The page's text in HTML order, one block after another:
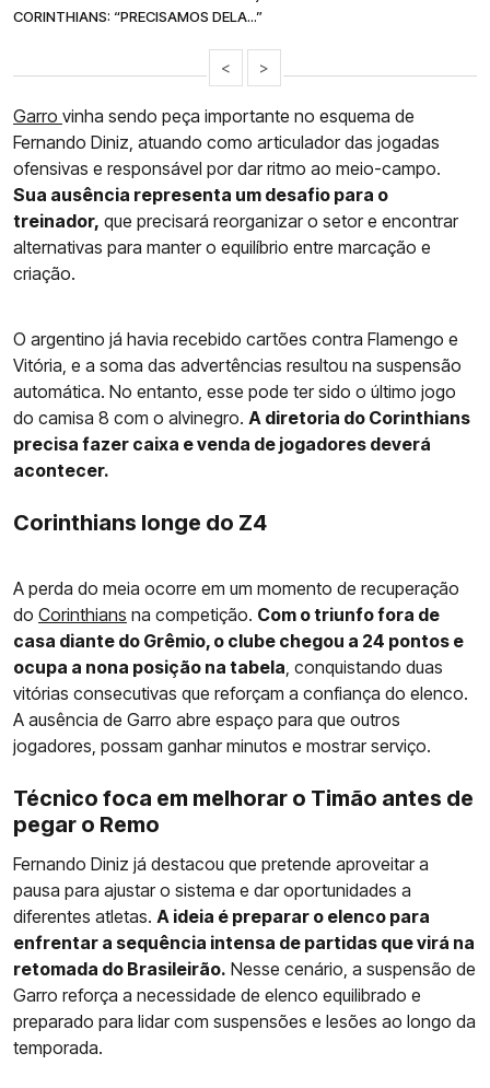
CORINTHIANS: “PRECISAMOS DELA...”
< >
Garro vinha sendo peça importante no esquema de
Fernando Diniz, atuando como articulador das jogadas
ofensivas e responsável por dar ritmo ao meio-campo.
Sua ausência representa um desafio para o
treinador, que precisará reorganizar o setor e encontrar
alternativas para manter o equilíbrio entre marcação e
criação.
O argentino já havia recebido cartões contra Flamengo e
Vitória, e a soma das advertências resultou na suspensão
automática. No entanto, esse pode ter sido o último jogo
do camisa 8 com o alvinegro. A diretoria do Corinthians
precisa fazer caixa e venda de jogadores deverá
acontecer.
Corinthians longe do Z4
A perda do meia ocorre em um momento de recuperação
do Corinthians na competição. Com o triunfo fora de
casa diante do Grêmio, o clube chegou a 24 pontos e
ocupa a nona posição na tabela , conquistando duas
vitórias consecutivas que reforçam a confiança do elenco.
A ausência de Garro abre espaço para que outros
jogadores, possam ganhar minutos e mostrar serviço.
Técnico foca em melhorar o Timão antes de
pegar o Remo
Fernando Diniz já destacou que pretende aproveitar a
pausa para ajustar o sistema e dar oportunidades a
diferentes atletas. A ideia é preparar o elenco para
enfrentar a sequência intensa de partidas que virá na
retomada do Brasileirão. Nesse cenário, a suspensão de
Garro reforça a necessidade de elenco equilibrado e
preparado para lidar com suspensões e lesões ao longo da
temporada.